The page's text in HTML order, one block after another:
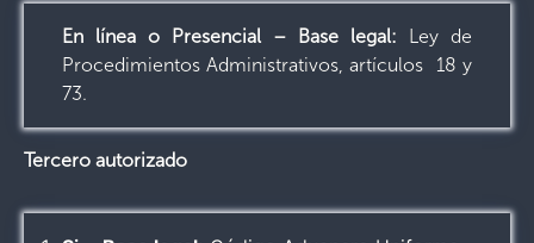
En línea o Presencial – Base legal: Ley de
Procedimientos Administrativos, artículos 18 y
73.
Tercero autorizado